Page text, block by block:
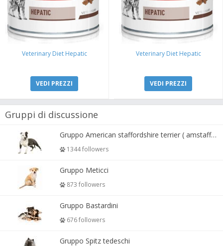
Veterinary Diet Hepatic
VEDI PREZZI
Veterinary Diet Hepatic
VEDI PREZZI
Gruppi di discussione
Gruppo American staffordshire terrier ( amstaff, amastaff )
1344 followers
Gruppo Meticci
873 followers
Gruppo Bastardini
676 followers
Gruppo Spitz tedeschi